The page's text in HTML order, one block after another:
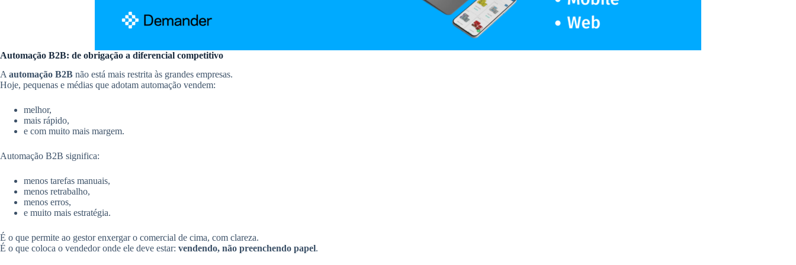
Automação B2B: de obrigação a diferencial competitivo
A automação B2B não está mais restrita às grandes empresas.
Hoje, pequenas e médias que adotam automação vendem:
melhor,
mais rápido,
e com muito mais margem.
Automação B2B significa:
menos tarefas manuais,
menos retrabalho,
menos erros,
e muito mais estratégia.
É o que permite ao gestor enxergar o comercial de cima, com clareza.
É o que coloca o vendedor onde ele deve estar: vendendo, não preenchendo papel.